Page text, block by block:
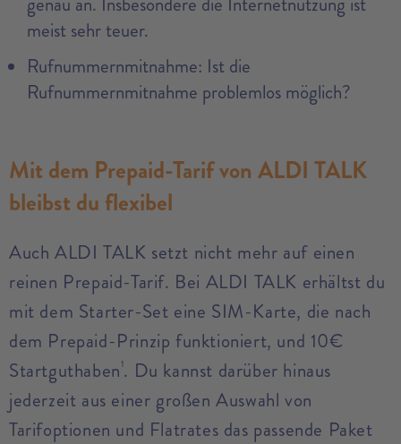
meist sehr teuer.
Rufnummernmitnahme: Ist die
Rufnummernmitnahme problemlos möglich?
Mit dem Prepaid-Tarif von ALDI TALK
bleibst du flexibel
Auch ALDI TALK setzt nicht mehr auf einen
reinen Prepaid-Tarif. Bei ALDI TALK erhältst du
mit dem Starter-Set eine SIM-Karte, die nach
dem Prepaid-Prinzip funktioniert, und 10€
Startguthaben1. Du kannst darüber hinaus
jederzeit aus einer großen Auswahl von
Tarifoptionen und Flatrates das passende Paket